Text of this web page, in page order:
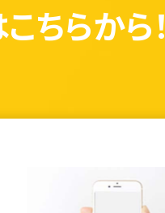
こちらから！